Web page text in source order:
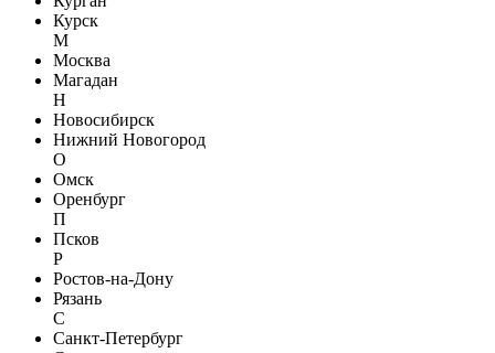
Курск
М
Москва
Магадан
Н
Новосибирск
Нижний Новогород
О
Омск
Оренбург
П
Псков
Р
Ростов-на-Дону
Рязань
С
Санкт-Петербург